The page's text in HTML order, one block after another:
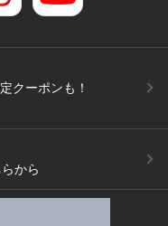
クーポンも！
から